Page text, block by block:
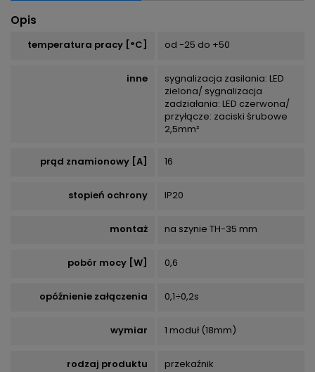
Opis
temperatura pracy [°C] od -25 do +50
inne
sygnalizacja zasilania: LED
zielona/ sygnalizacja
zadziałania: LED czerwona/
przyłącze: zaciski śrubowe
2,5mm²
prąd znamionowy [A] 16
stopień ochrony IP20
montaż na szynie TH-35 mm
pobór mocy [W] 0,6
opóźnienie załączenia 0,1÷0,2s
wymiar 1 moduł (18mm)
rodzaj produktu przekaźnik